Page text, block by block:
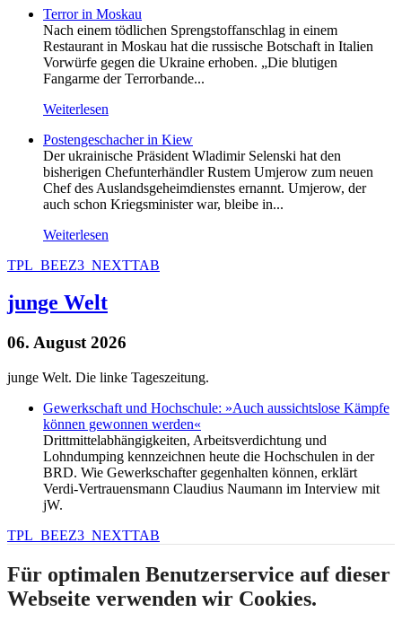
Terror in Moskau
Nach einem tödlichen Sprengstoffanschlag in einem
Restaurant in Moskau hat die russische Botschaft in Italien
Vorwürfe gegen die Ukraine erhoben. „Die blutigen
Fangarme der Terrorbande...
Weiterlesen
Postengeschacher in Kiew
Der ukrainische Präsident Wladimir Selenski hat den
bisherigen Chefunterhändler Rustem Umjerow zum neuen
Chef des Auslandsgeheimdienstes ernannt. Umjerow, der
auch schon Kriegsminister war, bleibe in...
Weiterlesen
TPL_BEEZ3_NEXTTAB
junge Welt
06. August 2026
junge Welt. Die linke Tageszeitung.
Gewerkschaft und Hochschule: »Auch aussichtslose Kämpfe
können gewonnen werden«
Drittmittelabhängigkeiten, Arbeitsverdichtung und
Lohndumping kennzeichnen heute die Hochschulen in der
BRD. Wie Gewerkschafter gegenhalten können, erklärt
Verdi-Vertrauensmann Claudius Naumann im Interview mit
jW.
TPL_BEEZ3_NEXTTAB
Für optimalen Benutzerservice auf dieser
Webseite verwenden wir Cookies.